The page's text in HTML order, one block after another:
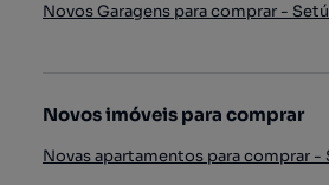
Novos Garagens para comprar -
Novos imóveis para comprar
Novas apartamentos para comprar -